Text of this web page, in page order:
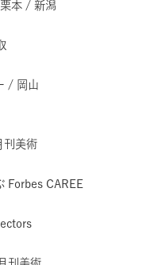
本 / 新潟
/ 岡山
刊美術
Forbes CAREE